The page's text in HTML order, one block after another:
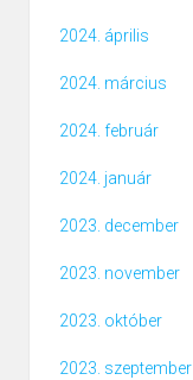
2024. április
2024. március
2024. február
2024. január
2023. december
2023. november
2023. október
2023. szeptember